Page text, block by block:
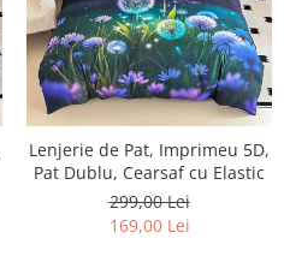
Lenjerie de Pat, Imprimeu 5D,
Pat Dublu, Cearsaf cu Elastic
299,00 Lei
169,00 Lei